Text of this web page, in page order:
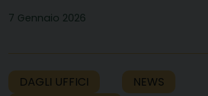
7 Gennaio 2026
DAGLI UFFICI
NEWS